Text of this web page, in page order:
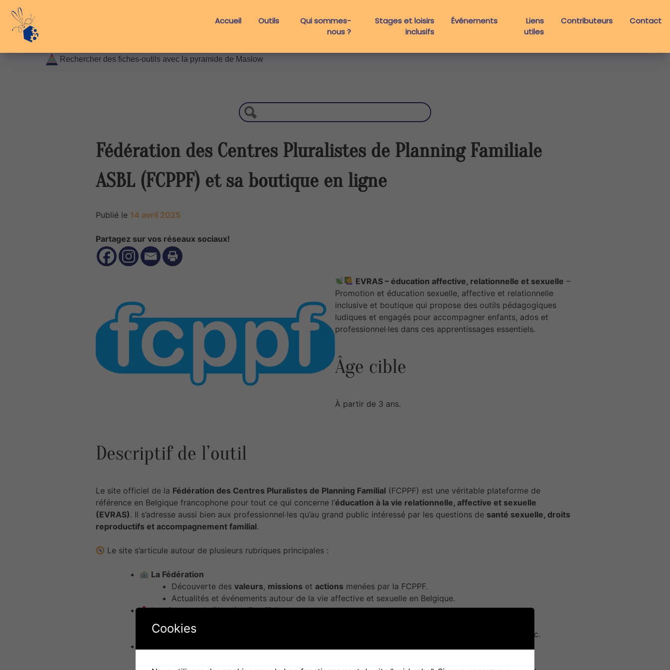
content
Accueil Outils
Qui sommes-
nous ?
Stages et loisirs
inclusifs
Événements
Liens
utiles
Contributeurs Contact
Rechercher des fiches-outils avec la pyramide de Maslow
c
h
c
e
Fédération des Centres Pluralistes de Planning Familiale
ASBL (FCPPF) et sa boutique en ligne
Publié le 14 avril 2025
Partagez sur vos réseaux sociaux!
EVRAS – éducation affective, relationnelle et sexuelle –
Promotion et éducation sexuelle, affective et relationnelle
inclusive et boutique qui propose des outils pédagogiques
ludiques et engagés pour accompagner enfants, ados et
professionnel·les dans ces apprentissages essentiels.
Âge cible
À partir de 3 ans.
Descriptif de l’outil
Le site officiel de la Fédération des Centres Pluralistes de Planning Familial (FCPPF) est une véritable plateforme de
référence en Belgique francophone pour tout ce qui concerne l’éducation à la vie relationnelle, affective et sexuelle
(EVRAS). Il s’adresse aussi bien aux professionnel·les qu’au grand public intéressé par les questions de santé sexuelle, droits
reproductifs et accompagnement familial.
Le site s’articule autour de plusieurs rubriques principales :
La Fédération
Découverte des valeurs, missions et actions menées par la FCPPF.
Actualités et événements autour de la vie affective et sexuelle en Belgique.
Les Centres de Planning Familial
Carte interactive et informations pratiques pour trouver un centre affilié proche de chez soi.
Détail des
: consultations médicales, juridiques, sociales, psychologiques, etc.
Cookies